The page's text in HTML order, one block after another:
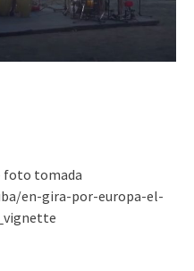
foto tomada
en-gira-por-europa-el-